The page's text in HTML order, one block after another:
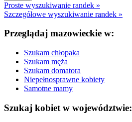
Proste wyszukiwanie randek »
Szczegółowe wyszukiwanie randek »
Przeglądaj mazowieckie w:
Szukam chłopaka
Szukam męża
Szukam domatora
Niepełnosprawne kobiety
Samotne mamy
Szukaj kobiet w województwie: